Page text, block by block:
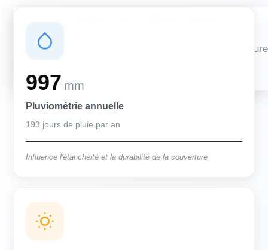
Des conditions qui influencent vos travaux de couverture
997 mm
Pluviométrie annuelle
193 jours de pluie par an
Influence l'étanchéité et la durabilité de la couverture